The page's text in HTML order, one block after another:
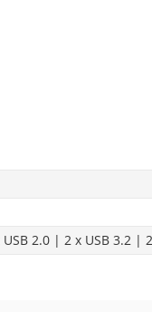
2.0 | 2 x USB 3.2 |